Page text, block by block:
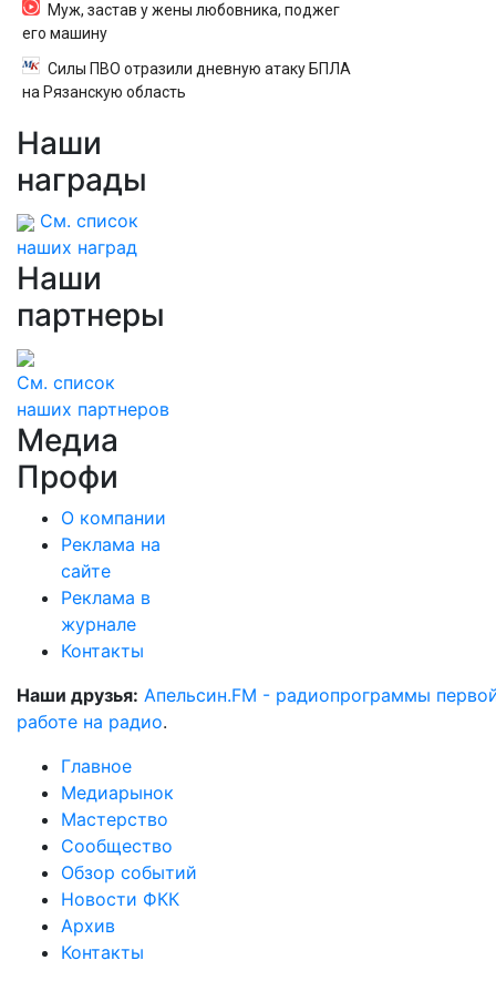
Муж, застав у жены любовника, поджег
его машину
Силы ПВО отразили дневную атаку БПЛА
на Рязанскую область
Наши
награды
См. список
наших наград
Наши
партнеры
См. список
наших партнеров
Медиа
Профи
О компании
Реклама на
сайте
Реклама в
журнале
Контакты
Наши друзья: Апельсин.FM - радиопрограммы
работе на радио.
Главное
Медиарынок
Мастерство
Сообщество
Обзор событий
Новости ФКК
Архив
Контакты